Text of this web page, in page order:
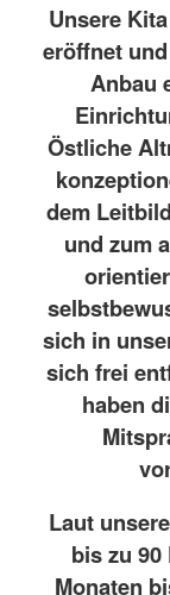
Unsere
eröffnet
Anbau
Östliche
dem
und zum
sich in
sich frei
haben
Laut
bis zu
Monaten